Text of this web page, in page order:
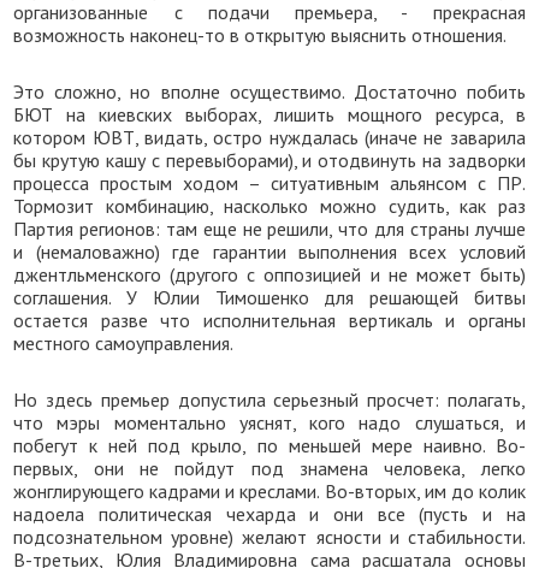
организованные с подачи премьера, - прекрасная
возможность наконец-то в открытую выяснить отношения.
Это сложно, но вполне осуществимо. Достаточно побить
БЮТ на киевских выборах, лишить мощного ресурса, в
котором ЮВТ, видать, остро нуждалась (иначе не заварила
бы крутую кашу с перевыборами), и отодвинуть на задворки
процесса простым ходом – ситуативным альянсом с ПР.
Тормозит комбинацию, насколько можно судить, как раз
Партия регионов: там еще не решили, что для страны лучше
и (немаловажно) где гарантии выполнения всех условий
джентльменского (другого с оппозицией и не может быть)
соглашения. У Юлии Тимошенко для решающей битвы
остается разве что исполнительная вертикаль и органы
местного самоуправления.
Но здесь премьер допустила серьезный просчет: полагать,
что мэры моментально уяснят, кого надо слушаться, и
побегут к ней под крыло, по меньшей мере наивно. Во-
первых, они не пойдут под знамена человека, легко
жонглирующего кадрами и креслами. Во-вторых, им до колик
надоела политическая чехарда и они все (пусть и на
подсознательном уровне) желают ясности и стабильности.
В-третьих, Юлия Владимировна сама расшатала основы